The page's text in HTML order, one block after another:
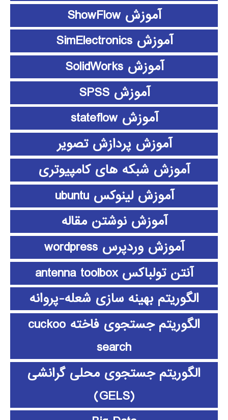
آموزش ShowFlow
آموزش SimElectronics
آموزش SolidWorks
آموزش SPSS
آموزش stateflow
آموزش پردازش تصویر
آموزش شبکه های کامپیوتری
آموزش لینوکس ubuntu
آموزش نوشتن مقاله
آموزش وردپرس wordpress
آنتن تولباکس antenna toolbox
الگوریتم بهینه سازی شعله-پروانه
الگوریتم جستجوی فاخته cuckoo
search
الگوریتم جستجوی محلی گرانشی
(GELS)